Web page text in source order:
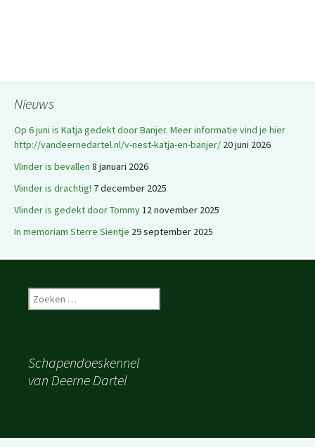
Nieuws
Op 6 juni is Katja gedekt door Banjer. Meer informatie vind je hier
http://vandeernedartel.nl/v-nest-katja-en-banjer/ 20 juni 2026
Vlinder is bevallen 8 januari 2026
Vlinder is drachtig! 7 december 2025
Vlinder is gedekt door Tommy12 november 2025
In memoriam Sterre Sientje 29 september 2025
Zoeken
naar:
Schapendoeskennel
van Deerne Dartel